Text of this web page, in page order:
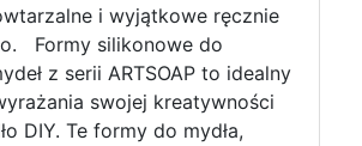
i wyjątkowe ręcznie
Formy silikonowe do
z serii ARTSOAP to idealny
swojej kreatywności
DIY. Te formy do mydła,